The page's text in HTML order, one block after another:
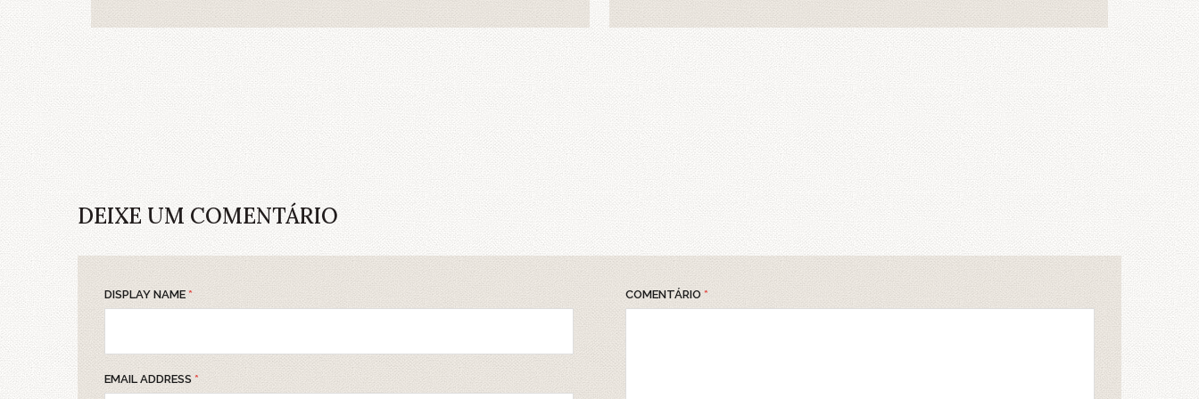
DEIXE UM COMENTÁRIO
DISPLAY NAME *
EMAIL ADDRESS *
COMENTÁRIO *